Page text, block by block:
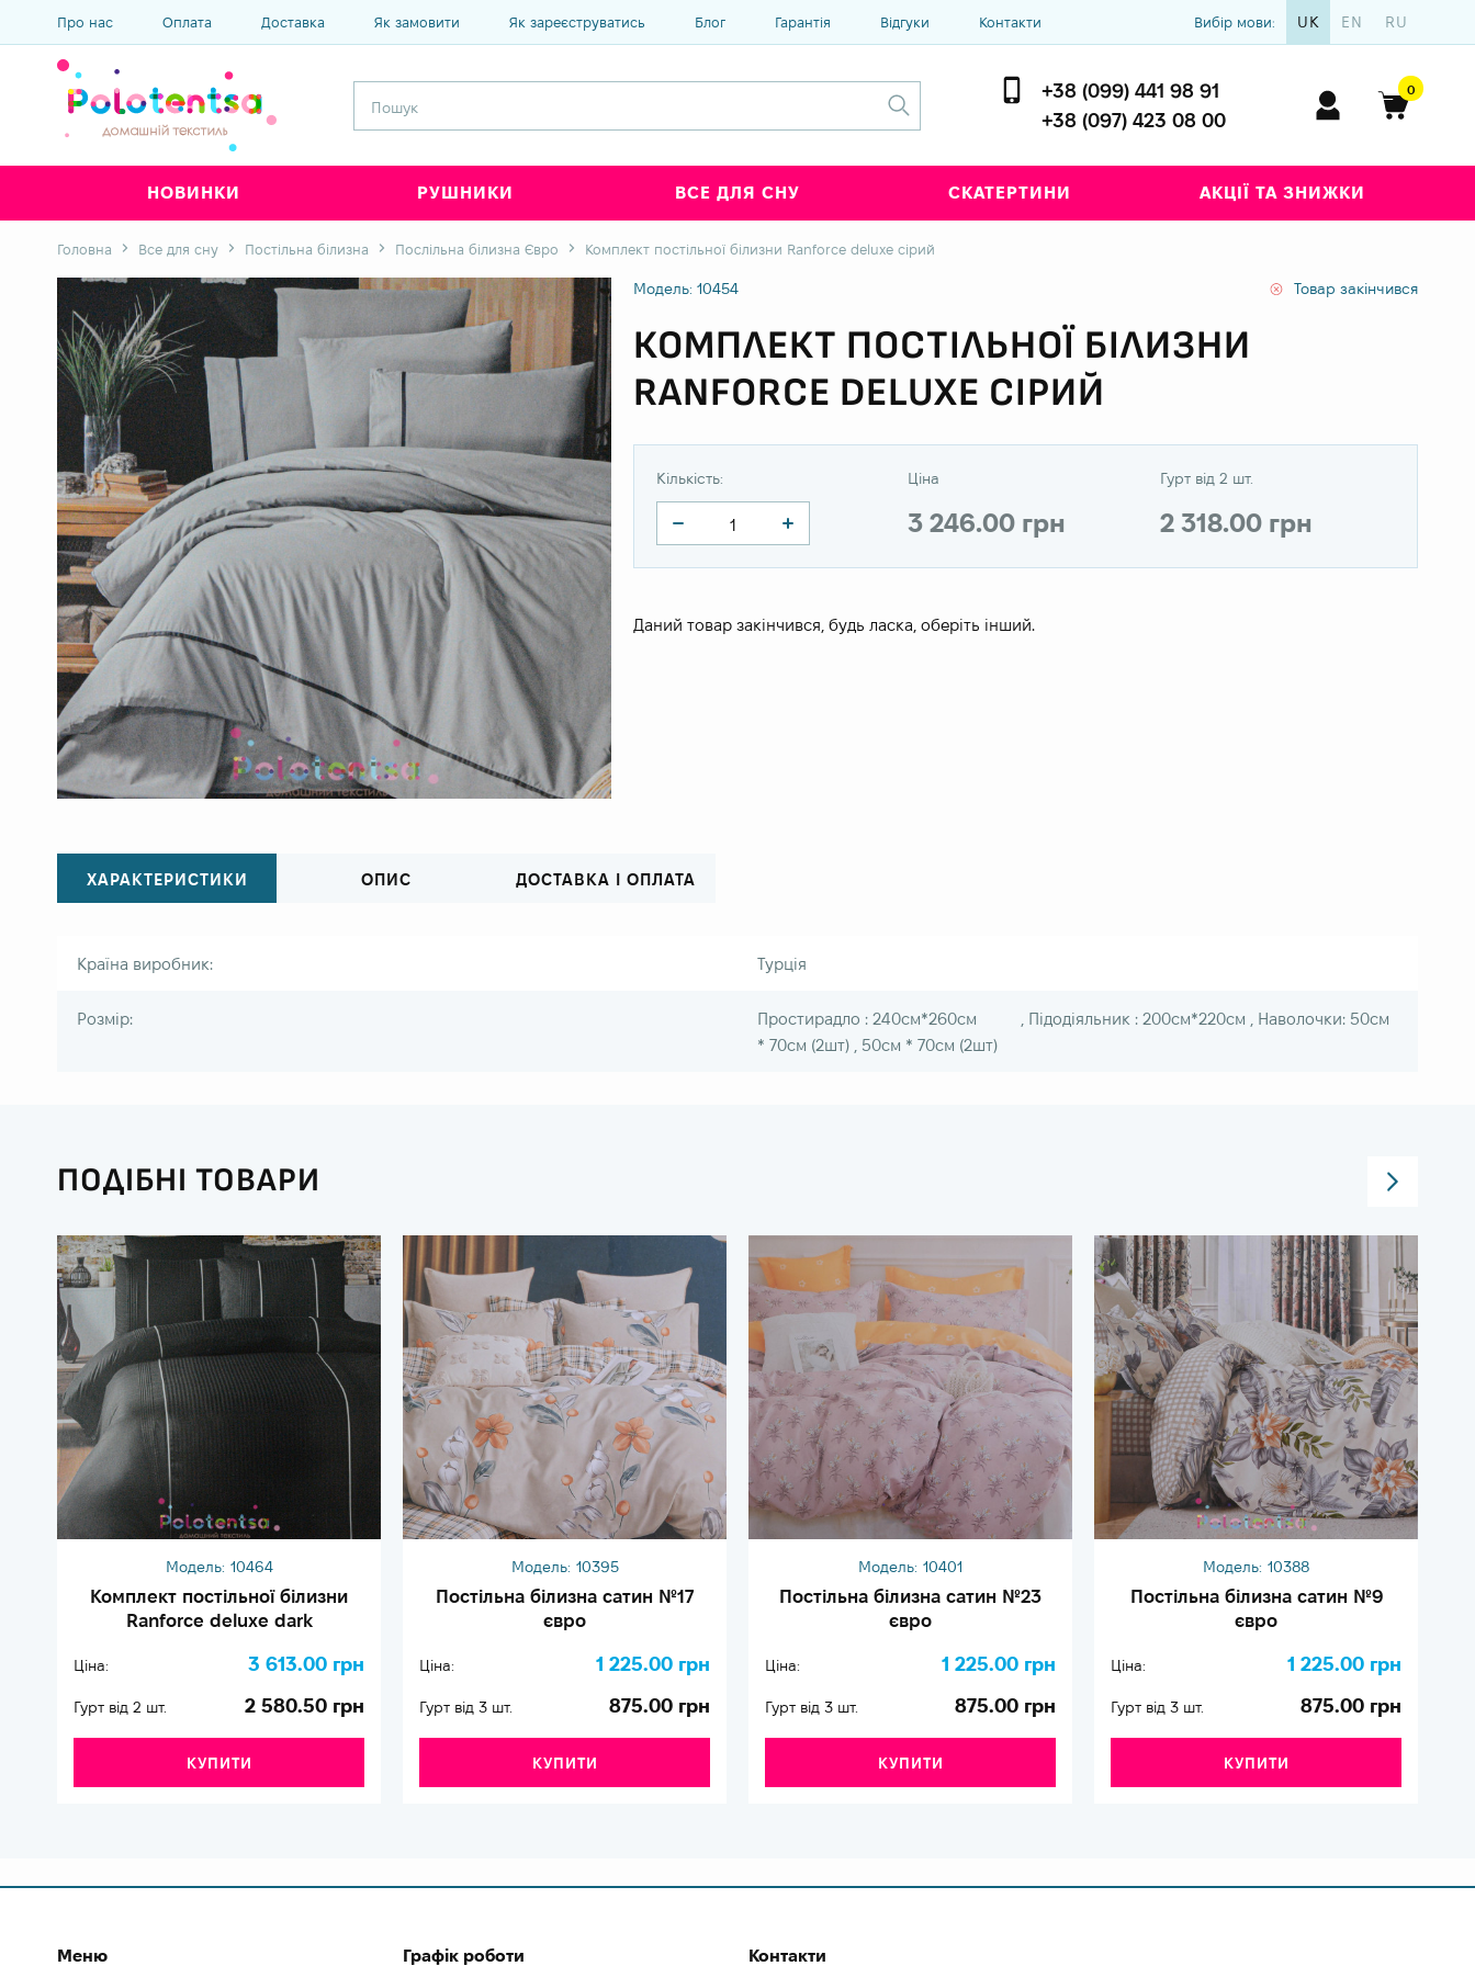
Про нас Оплата Доставка Як замовити Як зареєструватись Блог Гарантія Відгуки Контакти Вибір мови: UK EN RU
+38 (099) 441 98 91
+38 (097) 423 08 00
0
НОВИНКИ РУШНИКИ ВСЕ ДЛЯ СНУ СКАТЕРТИНИ АКЦІЇ ТА ЗНИЖКИ
Головна Все для сну Постільна білизна Послільна білизна Євро Комплект постільної білизни Ranforce deluxe сірий
Модель: 10454 Товар закінчився
КОМПЛЕКТ ПОСТІЛЬНОЇ БІЛИЗНИ
RANFORCE DELUXE СІРИЙ
Кількість: Ціна
3 246.00 грн
Гурт від 2 шт.
2 318.00 грн
Даний товар закінчився, будь ласка, оберіть інший.
ХАРАКТЕРИСТИКИ ОПИС ДОСТАВКА І ОПЛАТА
Країна виробник: Турція
Розмір:
Простирадло : 240см*260см , Підодіяльник : 200см*220см , Наволочки: 50см
* 70см (2шт) , 50см * 70см (2шт)
ПОДІБНІ ТОВАРИ
Модель: 10464
Комплект постільної білизни
Ranforce deluxe dark
Ціна: 3 613.00 грн
Гурт від 2 шт. 2 580.50 грн
КУПИТИ
Модель: 10395
Постільна білизна сатин №17
євро
Ціна: 1 225.00 грн
Гурт від 3 шт. 875.00 грн
КУПИТИ
Модель: 10401
Постільна білизна сатин №23
євро
Ціна: 1 225.00 грн
Гурт від 3 шт. 875.00 грн
КУПИТИ
Модель: 10388
Постільна білизна сатин №9
євро
Ціна: 1 225.00 грн
Гурт від 3 шт. 875.00 грн
КУПИТИ
Меню Графік роботи Контакти